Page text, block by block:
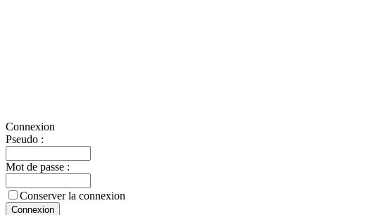
Connexion
Pseudo :
Mot de passe :
Conserver la connexion